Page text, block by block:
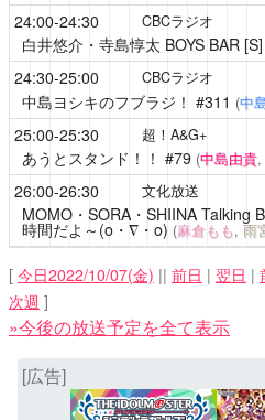
24:00-24:30 CBCラジオ
白井悠介・寺島惇太 BOYS BAR [S]
24:30-25:00 CBCラジオ
中島ヨシキのフブラジ！ #311 (中
25:00-25:30 超！A&G+
あうとスタンド！！ #79 (中島由貴,
26:00-26:30 文化放送
MOMO・SORA・SHIINA Talking
時間だよ～(o・∇・o) (麻倉もも, 雨
[ 今日2022/10/07(金) || 前日 | 翌日 |
次週 ]
»今後の放送予定を全て表示
[広告]